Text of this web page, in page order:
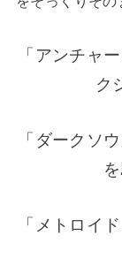
「アンチャ
ク
「ダークソ
「メトロイ